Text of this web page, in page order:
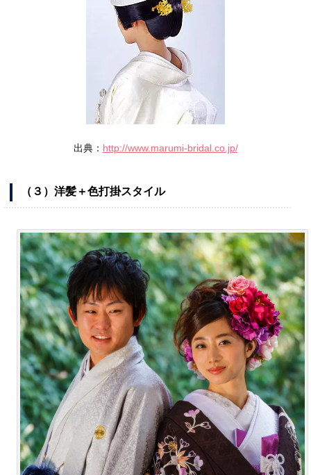
出典： http://www.marumi-bridal.co.jp/
（３）洋髪＋色打掛スタイル